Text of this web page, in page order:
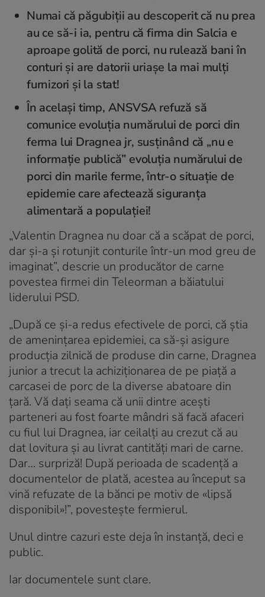
Numai că păgubiții au descoperit că nu prea
au ce să-i ia, pentru că firma din Salcia e
aproape golită de porci, nu rulează bani în
conturi și are datorii uriașe la mai mulți
furnizori și la stat!
În același timp, ANSVSA refuză să
comunice evoluția numărului de porci din
ferma lui Dragnea jr, susținând că „nu e
informație publică” evoluția numărului de
porci din marile ferme, într-o situație de
epidemie care afectează siguranța
alimentară a populației!
„Valentin Dragnea nu doar că a scăpat de porci,
dar și-a și rotunjit conturile într-un mod greu de
imaginat”, descrie un producător de carne
povestea firmei din Teleorman a băiatului
liderului PSD.
„După ce și-a redus efectivele de porci, că știa
de amenințarea epidemiei, ca să-și asigure
producția zilnică de produse din carne, Dragnea
junior a trecut la achiziționarea de pe piață a
carcasei de porc de la diverse abatoare din
țară. Vă dați seama că unii dintre acești
parteneri au fost foarte mândri să facă afaceri
cu fiul lui Dragnea, iar ceilalți au crezut că au
dat lovitura și au livrat cantități mari de carne.
Dar… surpriză! După perioada de scadență a
documentelor de plată, acestea au început sa
vină refuzate de la bănci pe motiv de «lipsă
disponibil»!”, povestește fermierul.
Unul dintre cazuri este deja în instanță, deci e
public.
Iar documentele sunt clare.